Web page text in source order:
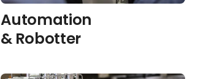
Automation
& Robotter